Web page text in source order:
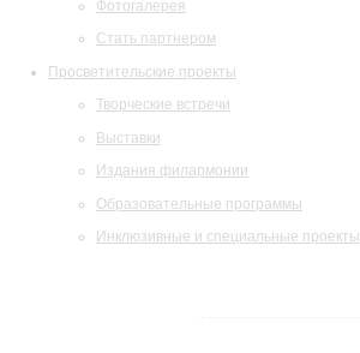
Фотогалерея
Стать партнером
Просветительские проекты
Творческие встречи
Выставки
Издания филармонии
Образовательные программы
Инклюзивные и специальные проекты